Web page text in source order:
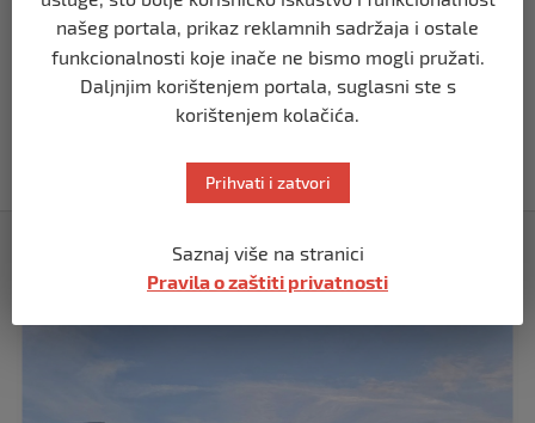
prije 10 mjeseci
REGION
Vučić dramatično: “Biće rata, Vojska
Srbije je spremna”
prije 10 mjeseci
našeg portala, prikaz reklamnih sadržaja i ostale
funkcionalnosti koje inače ne bismo mogli pružati.
Daljnjim korištenjem portala, suglasni ste s
korištenjem kolačića.
Prihvati i zatvori
Saznaj više na stranici
Pravila o zaštiti privatnosti